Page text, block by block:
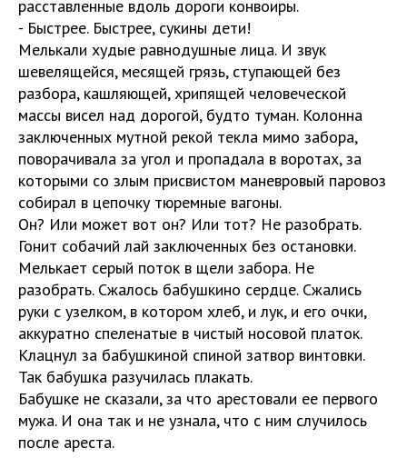
расставленные вдоль дороги конвоиры.
- Быстрее. Быстрее, сукины дети!
Мелькали худые равнодушные лица. И звук
шевелящейся, месящей грязь, ступающей без
разбора, кашляющей, хрипящей человеческой
массы висел над дорогой, будто туман. Колонна
заключенных мутной рекой текла мимо забора,
поворачивала за угол и пропадала в воротах, за
которыми со злым присвистом маневровый паровоз
собирал в цепочку тюремные вагоны.
Он? Или может вот он? Или тот? Не разобрать.
Гонит собачий лай заключенных без остановки.
Мелькает серый поток в щели забора. Не
разобрать. Сжалось бабушкино сердце. Сжались
руки с узелком, в котором хлеб, и лук, и его очки,
аккуратно спеленатые в чистый носовой платок.
Клацнул за бабушкиной спиной затвор винтовки.
Так бабушка разучилась плакать.
Бабушке не сказали, за что арестовали ее первого
мужа. И она так и не узнала, что с ним случилось
после ареста.